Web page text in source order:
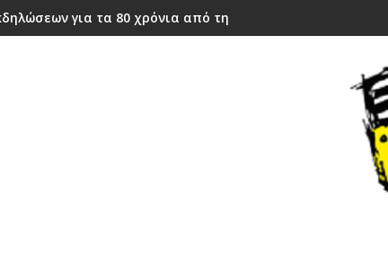
για τα 80 χρόνια από την ίδρυση του ΔΣΕ